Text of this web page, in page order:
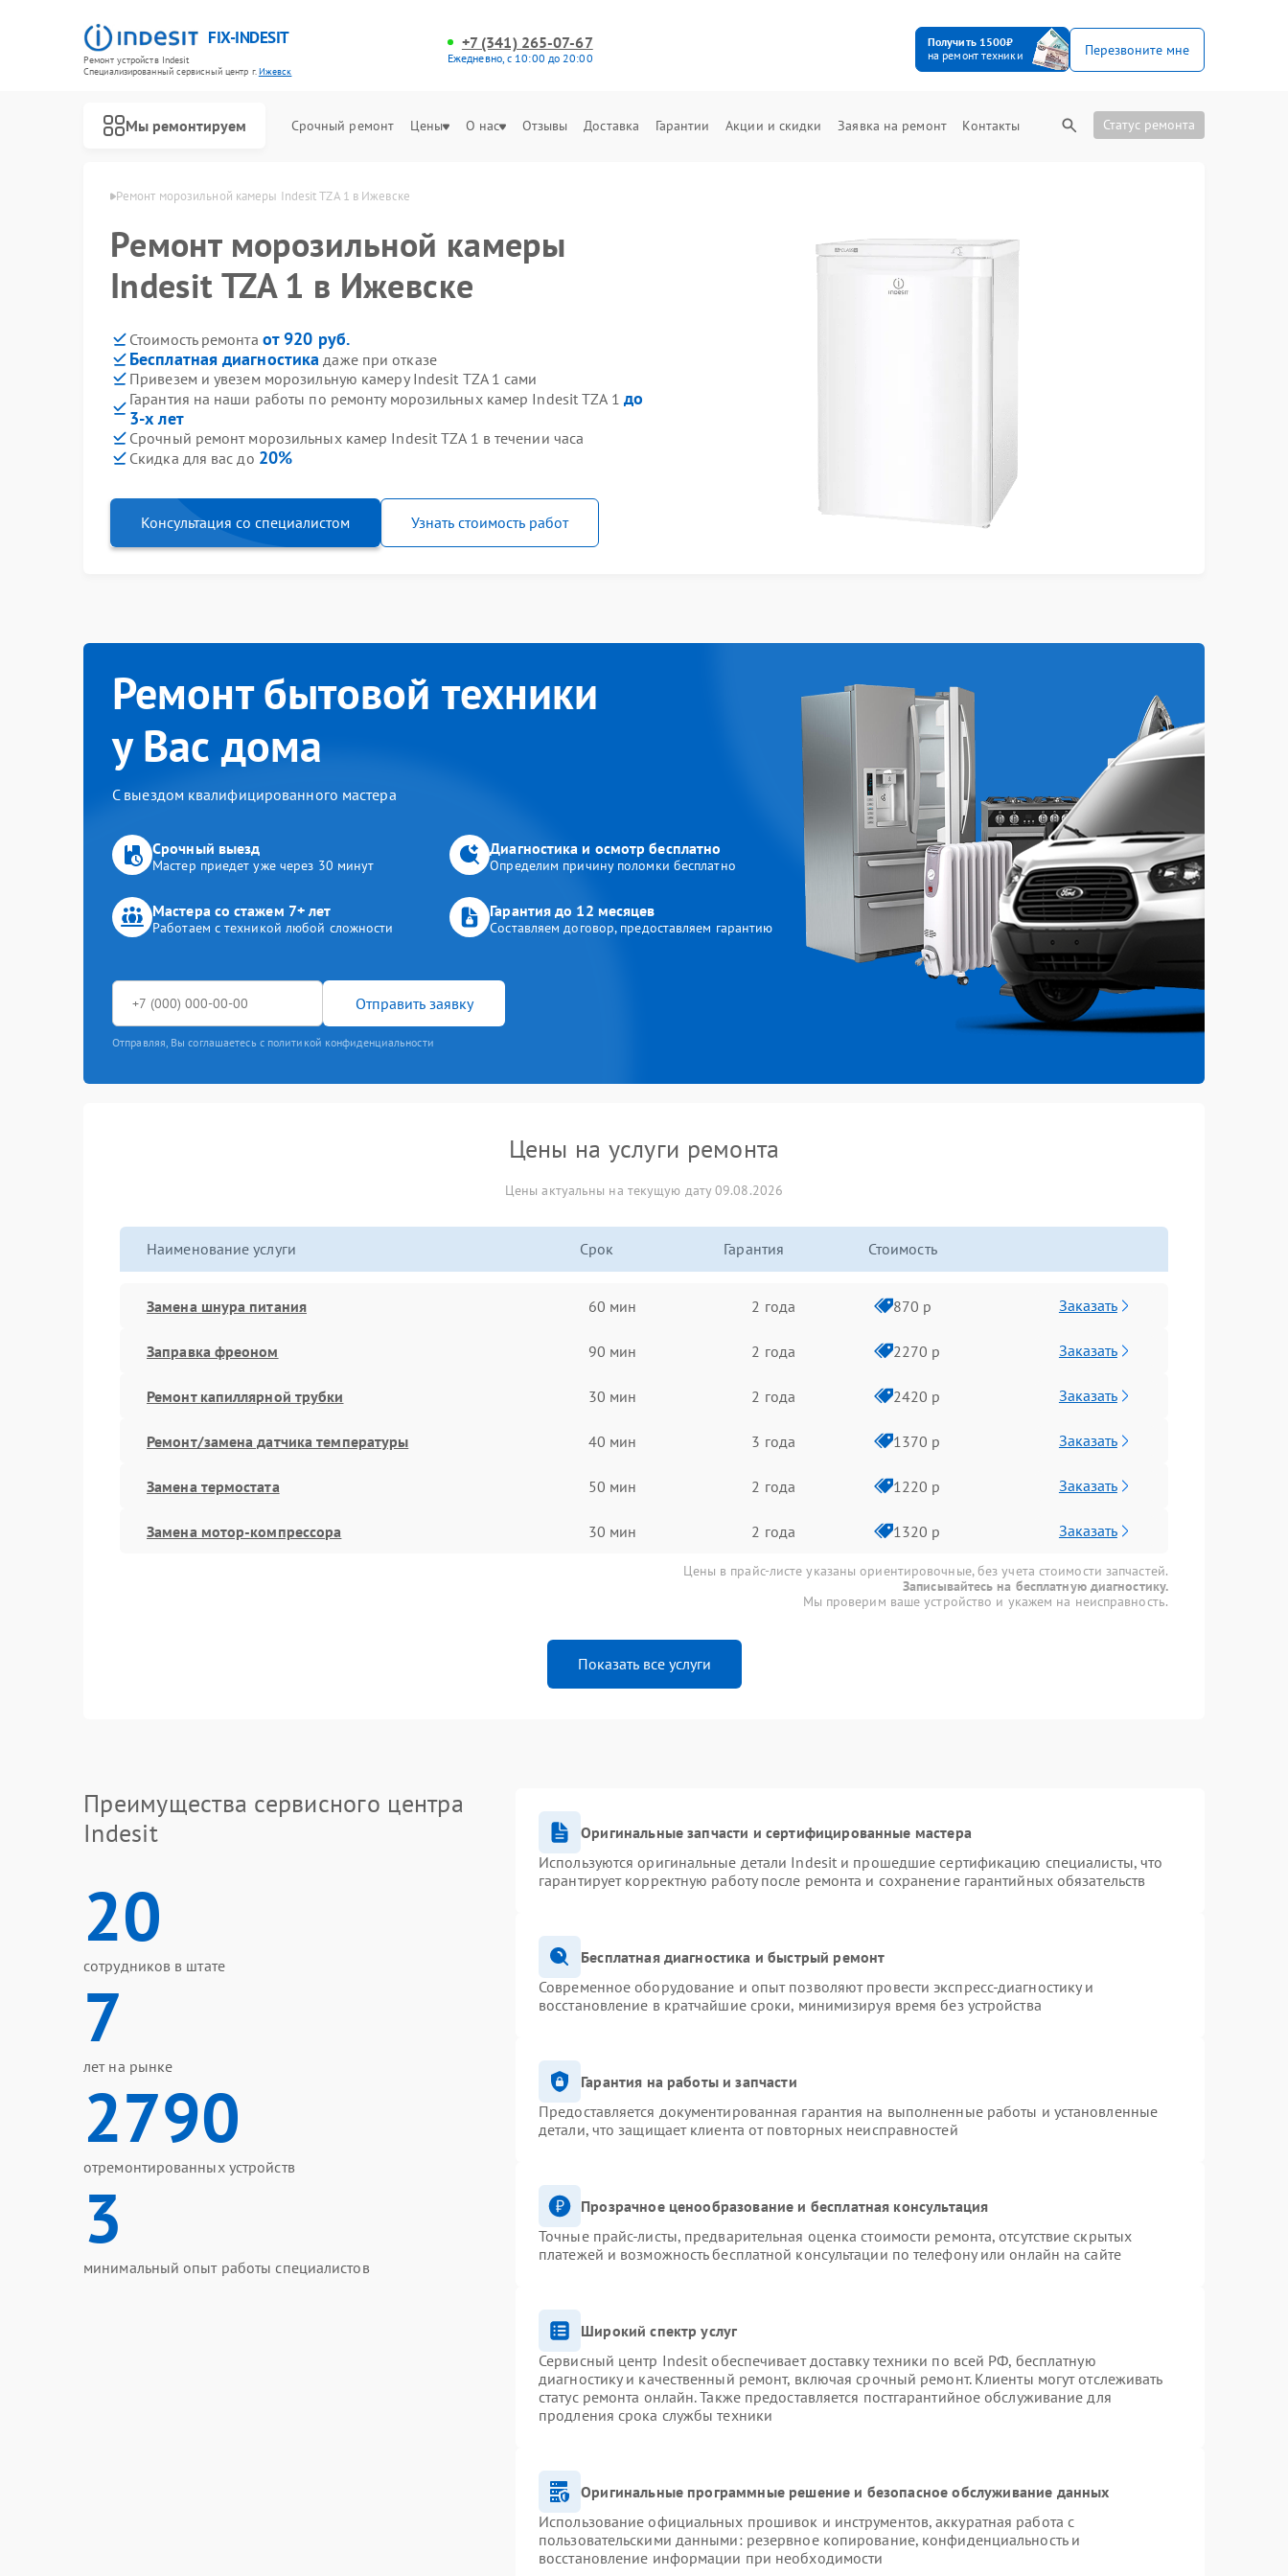
FIX-INDESIT
Ремонт устройств Indesit
Специализированный cервисный центр г.Ижевск
+7 (341) 265-07-67
Ежедневно, с 10:00 до 20:00
Получить 1500₽
на ремонт техники
Перезвоните мне
Мы ремонтируем Срочный ремонт Цены О нас Отзывы Доставка Гарантии Акции и скидки Заявка на ремонт Контакты Статус ремонта
Ремонт морозильной камеры Indesit TZA 1 в Ижевске
Ремонт морозильной камеры
Indesit TZA 1 в Ижевске
Стоимость ремонта от 920 руб.
Бесплатная диагностика даже при отказе
Привезем и увезем морозильную камеру Indesit TZA 1 сами
Гарантия на наши работы по ремонту морозильных камер Indesit TZA 1 до
3-х лет
Срочный ремонт морозильных камер Indesit TZA 1 в течении часа
Скидка для вас до 20%
Консультация со специалистом Узнать стоимость работ
Ремонт бытовой техники
у Вас дома
С выездом квалифицированного мастера
Срочный выезд
Мастер приедет уже через 30 минут
Диагностика и осмотр бесплатно
Определим причину поломки бесплатно
Мастера со стажем 7+ лет
Работаем с техникой любой сложности
Гарантия до 12 месяцев
Составляем договор, предоставляем гарантию
Отправить заявку
Отправляя, Вы соглашаетесь с политикой конфиденциальности
Цены на услуги ремонта
Цены актуальны на текущую дату 09.08.2026
Наименование услуги Срок Гарантия Стоимость
Замена шнура питания 60 мин 2 года 870 р Заказать
Заправка фреоном 90 мин 2 года 2270 р Заказать
Ремонт капиллярной трубки 30 мин 2 года 2420 р Заказать
Ремонт/замена датчика температуры 40 мин 3 года 1370 р Заказать
Замена термостата 50 мин 2 года 1220 р Заказать
Замена мотор-компрессора 30 мин 2 года 1320 р Заказать
Цены в прайс-листе указаны ориентировочные, без учета стоимости запчастей.
Записывайтесь на бесплатную диагностику.
Мы проверим ваше устройство и укажем на неисправность.
Показать все услуги
Преимущества сервисного центра
Indesit
20
сотрудников в штате
7
лет на рынке
2790
отремонтированных устройств
3
минимальный опыт работы специалистов
Оригинальные запчасти и сертифицированные мастера
Используются оригинальные детали Indesit и прошедшие сертификацию специалисты, что
гарантирует корректную работу после ремонта и сохранение гарантийных обязательств
Бесплатная диагностика и быстрый ремонт
Современное оборудование и опыт позволяют провести экспресс-диагностику и
восстановление в кратчайшие сроки, минимизируя время без устройства
Гарантия на работы и запчасти
Предоставляется документированная гарантия на выполненные работы и установленные
детали, что защищает клиента от повторных неисправностей
Прозрачное ценообразование и бесплатная консультация
Точные прайс-листы, предварительная оценка стоимости ремонта, отсутствие скрытых
платежей и возможность бесплатной консультации по телефону или онлайн на сайте
Широкий спектр услуг
Сервисный центр Indesit обеспечивает доставку техники по всей РФ, бесплатную
диагностику и качественный ремонт, включая срочный ремонт. Клиенты могут отслеживать
статус ремонта онлайн. Также предоставляется постгарантийное обслуживание для
продления срока службы техники
Оригинальные программные решение и безопасное обслуживание данных
Использование официальных прошивок и инструментов, аккуратная работа с
пользовательскими данными: резервное копирование, конфиденциальность и
восстановление информации при необходимости